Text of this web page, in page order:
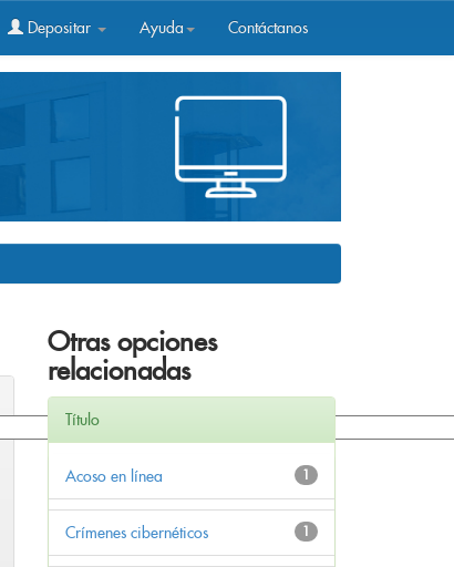
Depositar Ayuda Contáctanos
Otras opciones
relacionadas
Título
1
Acoso en línea
1
Crímenes cibernéticos